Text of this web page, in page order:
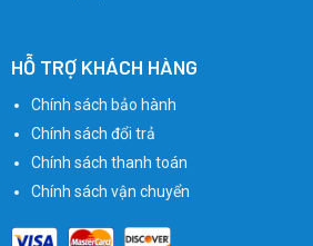
HỖ TRỢ KHÁCH HÀNG
Chính sách bảo hành
Chính sách đổi trả
Chính sách thanh toán
Chính sách vận chuyển